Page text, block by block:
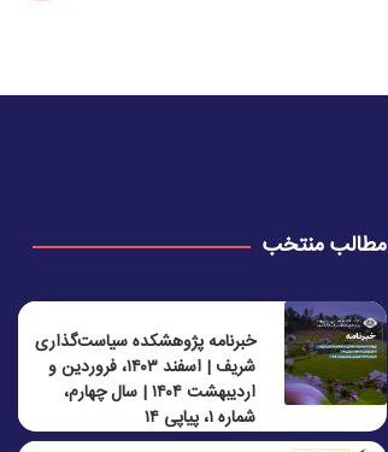
مطالب منتخب
خبرنامه پژوهشکده سیاست‌گذاری
شریف | اسفند ۱۴۰۳، فروردین و
اردیبهشت ۱۴۰۴ | سال چهارم،
شماره ۱، پیاپی ۱۴